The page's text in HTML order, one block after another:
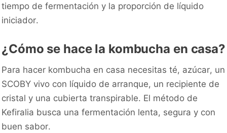
tiempo de fermentación y la proporción de líquido
iniciador.
¿Cómo se hace la kombucha en casa?
Para hacer kombucha en casa necesitas té, azúcar, un
SCOBY vivo con líquido de arranque, un recipiente de
cristal y una cubierta transpirable. El método de
Kefiralia busca una fermentación lenta, segura y con
buen sabor.